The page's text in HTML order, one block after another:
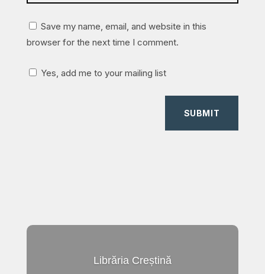
Save my name, email, and website in this
browser for the next time I comment.
Yes, add me to your mailing list
SUBMIT
Librăria Creștină